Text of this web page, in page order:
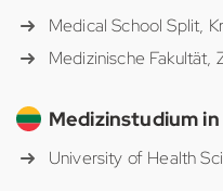
Medical School Split,
Medizinische Fakultät,
Medizinstudium
University of Health